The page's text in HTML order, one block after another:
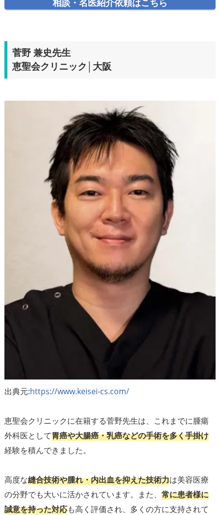
菅野 兼史先生
恵聖会クリニック│大阪
出典元:https://www.keisei-cs.com/
恵聖会クリニックに在籍する菅野先生は、これまでに腫瘍
外科医として胃癌や大腸癌・乳癌などの手術を多く手掛け
経験を積んできました。
高度な縫合技術や腫れ・内出血を抑えた技術力は美容医療
の分野でも大いに活かされています。また、 常に患者様に
誠意を持った対応も高く評価され、多くの方に支持されて